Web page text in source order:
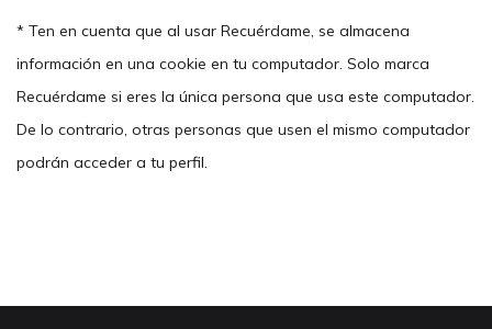
* Ten en cuenta que al usar Recuérdame, se almacena
información en una cookie en tu computador. Solo marca
Recuérdame si eres la única persona que usa este computador.
De lo contrario, otras personas que usen el mismo computador
podrán acceder a tu perfil.